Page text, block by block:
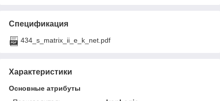
Спецификация
434_s_matrix_ii_e_k_net.pdf
Характеристики
Основные атрибуты